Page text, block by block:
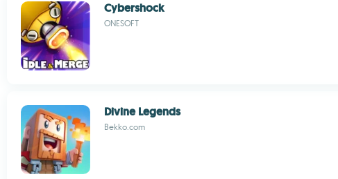
Cybershock
ONESOFT
Divine Legends
Bekko.com